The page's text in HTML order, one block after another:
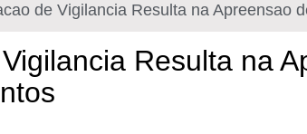
Empresas
Investimentos
Token
Mercado LivreAutoprodução
Eólica
de Vigilancia Resulta na Apreensao
Resulta na